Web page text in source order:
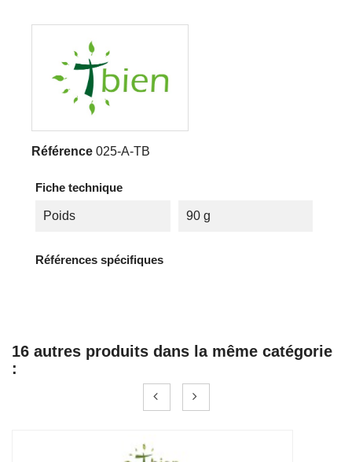
Référence 025-A-TB
Fiche technique
Poids 90 g
Références spécifiques
16 autres produits dans la même catégorie
: